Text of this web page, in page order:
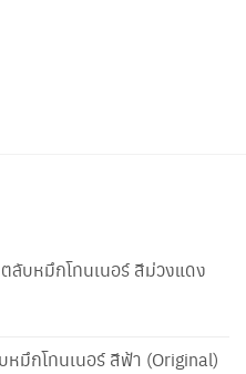
ลับหมึกโทนเนอร์ สีม่วงแดง
มึกโทนเนอร์ สีฟ้า (Original)